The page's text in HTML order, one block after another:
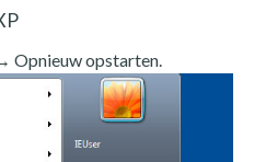
Opnieuw opstarten.